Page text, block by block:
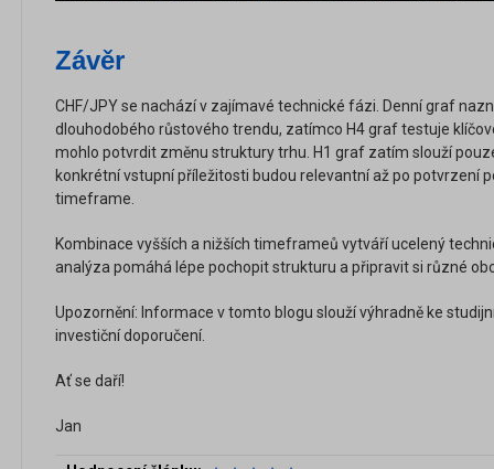
Závěr
CHF/JPY se nachází v zajímavé technické fázi. Denní graf
dlouhodobého růstového trendu, zatímco H4 graf testuje
mohlo potvrdit změnu struktury trhu. H1 graf zatím slouží
konkrétní vstupní příležitosti budou relevantní až po potvrzení
timeframe.
Kombinace vyšších a nižších timeframeů vytváří ucelený
analýza pomáhá lépe pochopit strukturu a připravit si různé
Upozornění: Informace v tomto blogu slouží výhradně ke
investiční doporučení.
Ať se daří!
Jan